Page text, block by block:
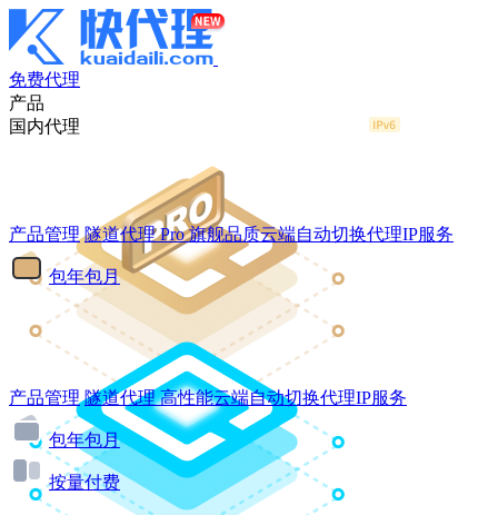
免费代理
产品
国内代理
产品管理 隧道代理Pro 旗舰品质云端自动切换代理IP服务
包年包月
产品管理 隧道代理 高性能云端自动切换代理IP服务
包年包月
按量付费